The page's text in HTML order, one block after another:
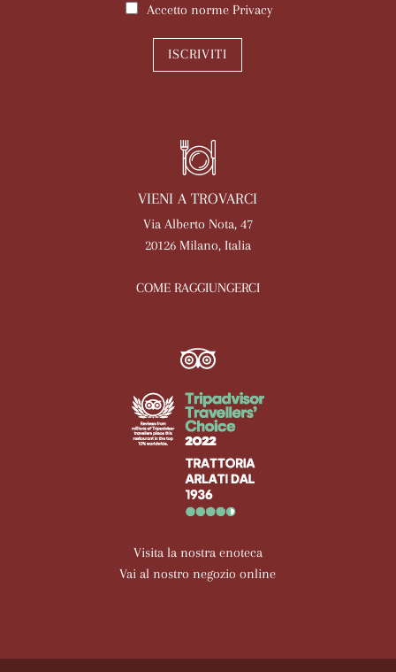
Accetto norme Privacy
ISCRIVITI
VIENI A TROVARCI
Via Alberto Nota, 47
20126 Milano, Italia
COME RAGGIUNGERCI
Visita la nostra enoteca
Vai al nostro negozio online